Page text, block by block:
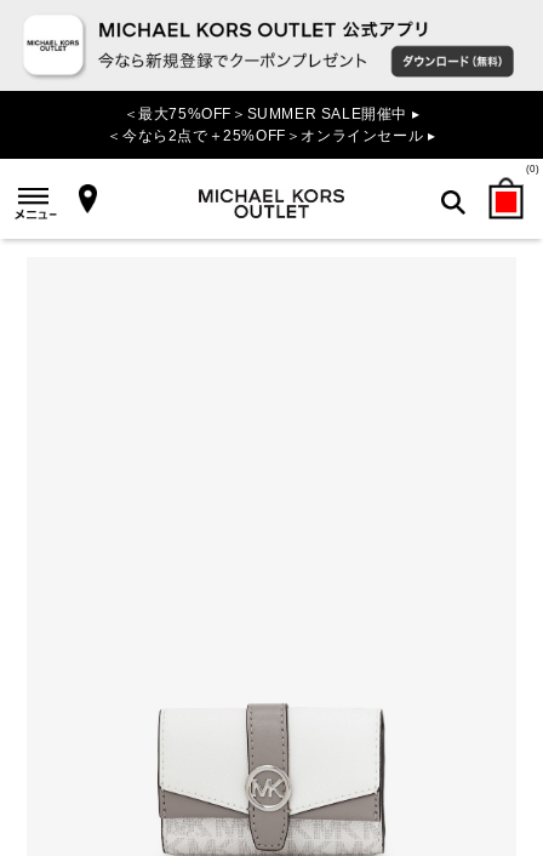
＜最大75%OFF＞SUMMER SALE開催中 ▸
＜今なら2点で＋25%OFF＞オンラインセール ▸
(0)